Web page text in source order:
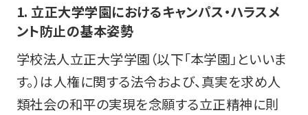
1. 立正大学学園におけるキャンパス・ハラスメ
ント防止の基本姿勢
学校法人立正大学学園（以下「本学園」といいま
す。）は人権に関する法令および、真実を求め人
類社会の和平の実現を念願する立正精神に則